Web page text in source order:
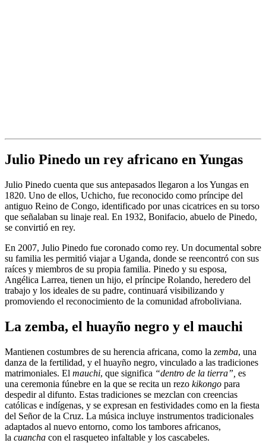
Julio Pinedo un rey africano en Yungas
Julio Pinedo cuenta que sus antepasados llegaron a los Yungas en
1820. Uno de ellos, Uchicho, fue reconocido como príncipe del
antiguo Reino de Congo, identificado por unas cicatrices en su torso
que señalaban su linaje real. En 1932, Bonifacio, abuelo de Pinedo,
se convirtió en rey.
En 2007, Julio Pinedo fue coronado como rey. Un documental sobre
su familia les permitió viajar a Uganda, donde se reencontró con sus
raíces y miembros de su propia familia. Pinedo y su esposa,
Angélica Larrea, tienen un hijo, el príncipe Rolando, heredero del
trabajo y los ideales de su padre, continuará visibilizando y
promoviendo el reconocimiento de la comunidad afroboliviana.
La zemba, el huayño negro y el mauchi
Mantienen costumbres de su herencia africana, como la zemba, una
danza de la fertilidad, y el huayño negro, vinculado a las tradiciones
matrimoniales. El mauchi, que significa “dentro de la tierra”, es
una ceremonia fúnebre en la que se recita un rezo kikongo para
despedir al difunto. Estas tradiciones se mezclan con creencias
católicas e indígenas, y se expresan en festividades como en la fiesta
del Señor de la Cruz. La música incluye instrumentos tradicionales
adaptados al nuevo entorno, como los tambores africanos,
la cuancha con el rasqueteo infaltable y los cascabeles.